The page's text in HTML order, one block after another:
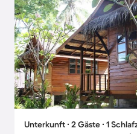
Unterkunft ∙ 2 Gäste ∙ 1